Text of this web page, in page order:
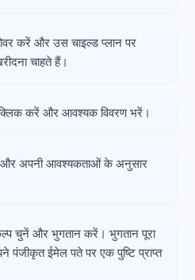
करें और उस चाइल्ड प्लान पर
चाहते हैं।
करें और आवश्यक विवरण भरें।
अपनी आवश्यकताओं के अनुसार
चुनें और भुगतान करें। भुगतान पूरा
पंजीकृत ईमेल पते पर एक पुष्टि प्राप्त